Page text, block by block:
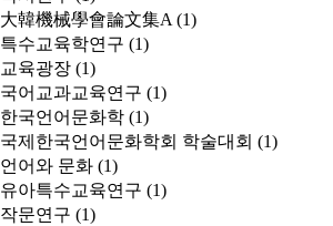
大韓機械學會論文集A (1)
특수교육학연구 (1)
교육광장 (1)
국어교과교육연구 (1)
한국언어문화학 (1)
국제한국언어문화학회 학술대회 (1)
언어와 문화 (1)
유아특수교육연구 (1)
작문연구 (1)